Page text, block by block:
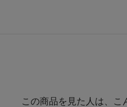
この商品を見た人は、こ